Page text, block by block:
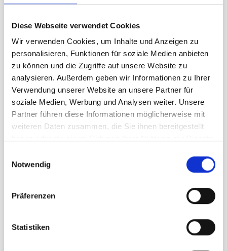
Diese Webseite verwendet Cookies
Wir verwenden Cookies, um Inhalte und Anzeigen zu
personalisieren, Funktionen für soziale Medien anbieten
zu können und die Zugriffe auf unsere Website zu
analysieren. Außerdem geben wir Informationen zu Ihrer
Verwendung unserer Website an unsere Partner für
soziale Medien, Werbung und Analysen weiter. Unsere
Partner führen diese Informationen möglicherweise mit
weiteren Daten zusammen, die Sie ihnen bereitgestellt
Notwendig
Präferenzen
Statistiken
Technische Daten
Sichtmaß 240 x 232 cm (HxBxL)
Aufbaumaß 240 x 237 x 57 cm (HxBxL)
Gewicht inkl. Grafik: 25,2 kg
Material: Aluminium-Rahmenkonstruktion,
Stofftrolley
Grafik und Design
Fabric Wall G 230 zum Pauschalpreis von 199,-
EUR. Für sonstige grafische Arbeiten berechnen